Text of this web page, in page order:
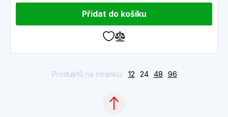
Přidat do košíku
Produktů na stránku: 12 24 48 96